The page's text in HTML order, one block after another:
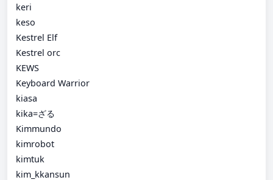
keri
keso
Kestrel Elf
Kestrel orc
KEWS
Keyboard Warrior
kiasa
kika=ざる
Kimmundo
kimrobot
kimtuk
kim_kkansun